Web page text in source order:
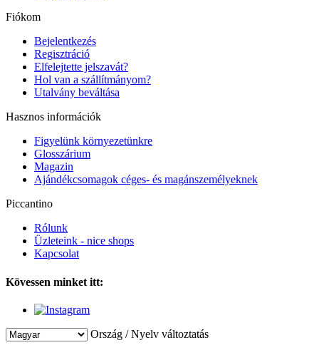
Fiókom
Bejelentkezés
Regisztráció
Elfelejtette jelszavát?
Hol van a szállítmányom?
Utalvány beváltása
Hasznos információk
Figyelünk környezetünkre
Glosszárium
Magazin
Ajándékcsomagok céges- és magánszemélyeknek
Piccantino
Rólunk
Üzleteink - nice shops
Kapcsolat
Kövessen minket itt:
Ország / Nyelv változtatás